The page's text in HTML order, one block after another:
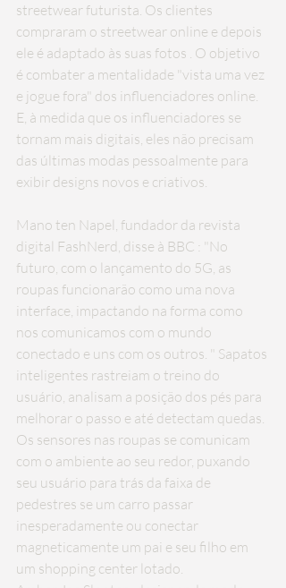
streetwear futurista. Os clientes
compraram o streetwear online e depois
ele é adaptado às suas fotos . O objetivo
é combater a mentalidade "vista uma vez
e jogue fora" dos influenciadores online.
E, à medida que os influenciadores se
tornam mais digitais, eles não precisam
das últimas modas pessoalmente para
exibir designs novos e criativos.
Mano ten Napel, fundador da revista
digital FashNerd, disse à BBC : "No
futuro, com o lançamento do 5G, as
roupas funcionarão como uma nova
interface, impactando na forma como
nos comunicamos com o mundo
conectado e uns com os outros. " Sapatos
inteligentes rastreiam o treino do
usuário, analisam a posição dos pés para
melhorar o passo e até detectam quedas.
Os sensores nas roupas se comunicam
com o ambiente ao seu redor, puxando
seu usuário para trás da faixa de
pedestres se um carro passar
inesperadamente ou conectar
magneticamente um pai e seu filho em
um shopping center lotado.